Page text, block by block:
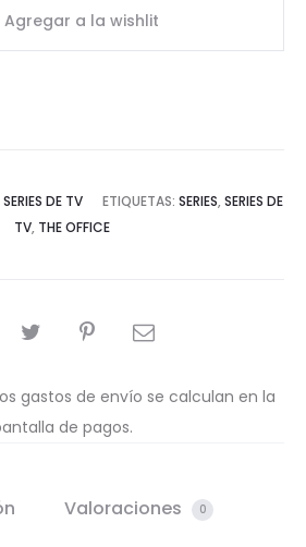
Agregar a la wishlit
SERIES DE TV ETIQUETAS: SERIES, SERIES DE
TV, THE OFFICE
gastos de envío se calculan en la
de pagos.
Valoraciones 0